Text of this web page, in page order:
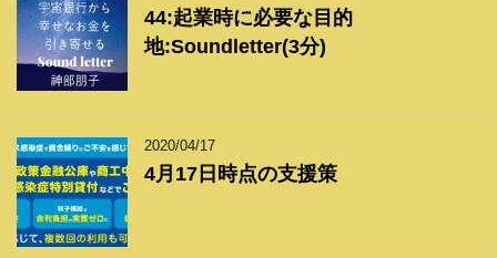
44:起業時に必要な目的
地:Soundletter(3分)
2020/04/17
4月17日時点の支援策